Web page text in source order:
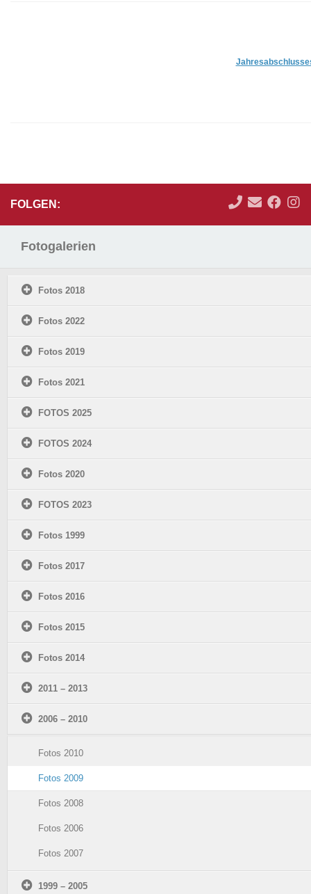
FOLGEN:
Fotogalerien
Fotos 2018
Fotos 2022
Fotos 2019
Fotos 2021
FOTOS 2025
FOTOS 2024
Fotos 2020
FOTOS 2023
Fotos 1999
Fotos 2017
Fotos 2016
Fotos 2015
Fotos 2014
2011 – 2013
2006 – 2010
Fotos 2010
Fotos 2009
Fotos 2008
Fotos 2006
Fotos 2007
1999 – 2005